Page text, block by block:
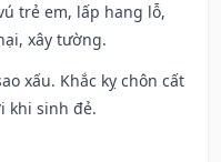
trẻ em, lấp hang lỗ,
xây tường.
xấu. Khắc kỵ chôn cất
khi sinh đẻ.